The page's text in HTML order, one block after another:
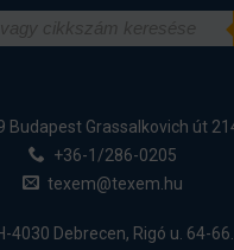
Budapest Grassalkovich út
+36-1/286-0205
texem@texem.hu
4030 Debrecen, Rigó u. 64-66.